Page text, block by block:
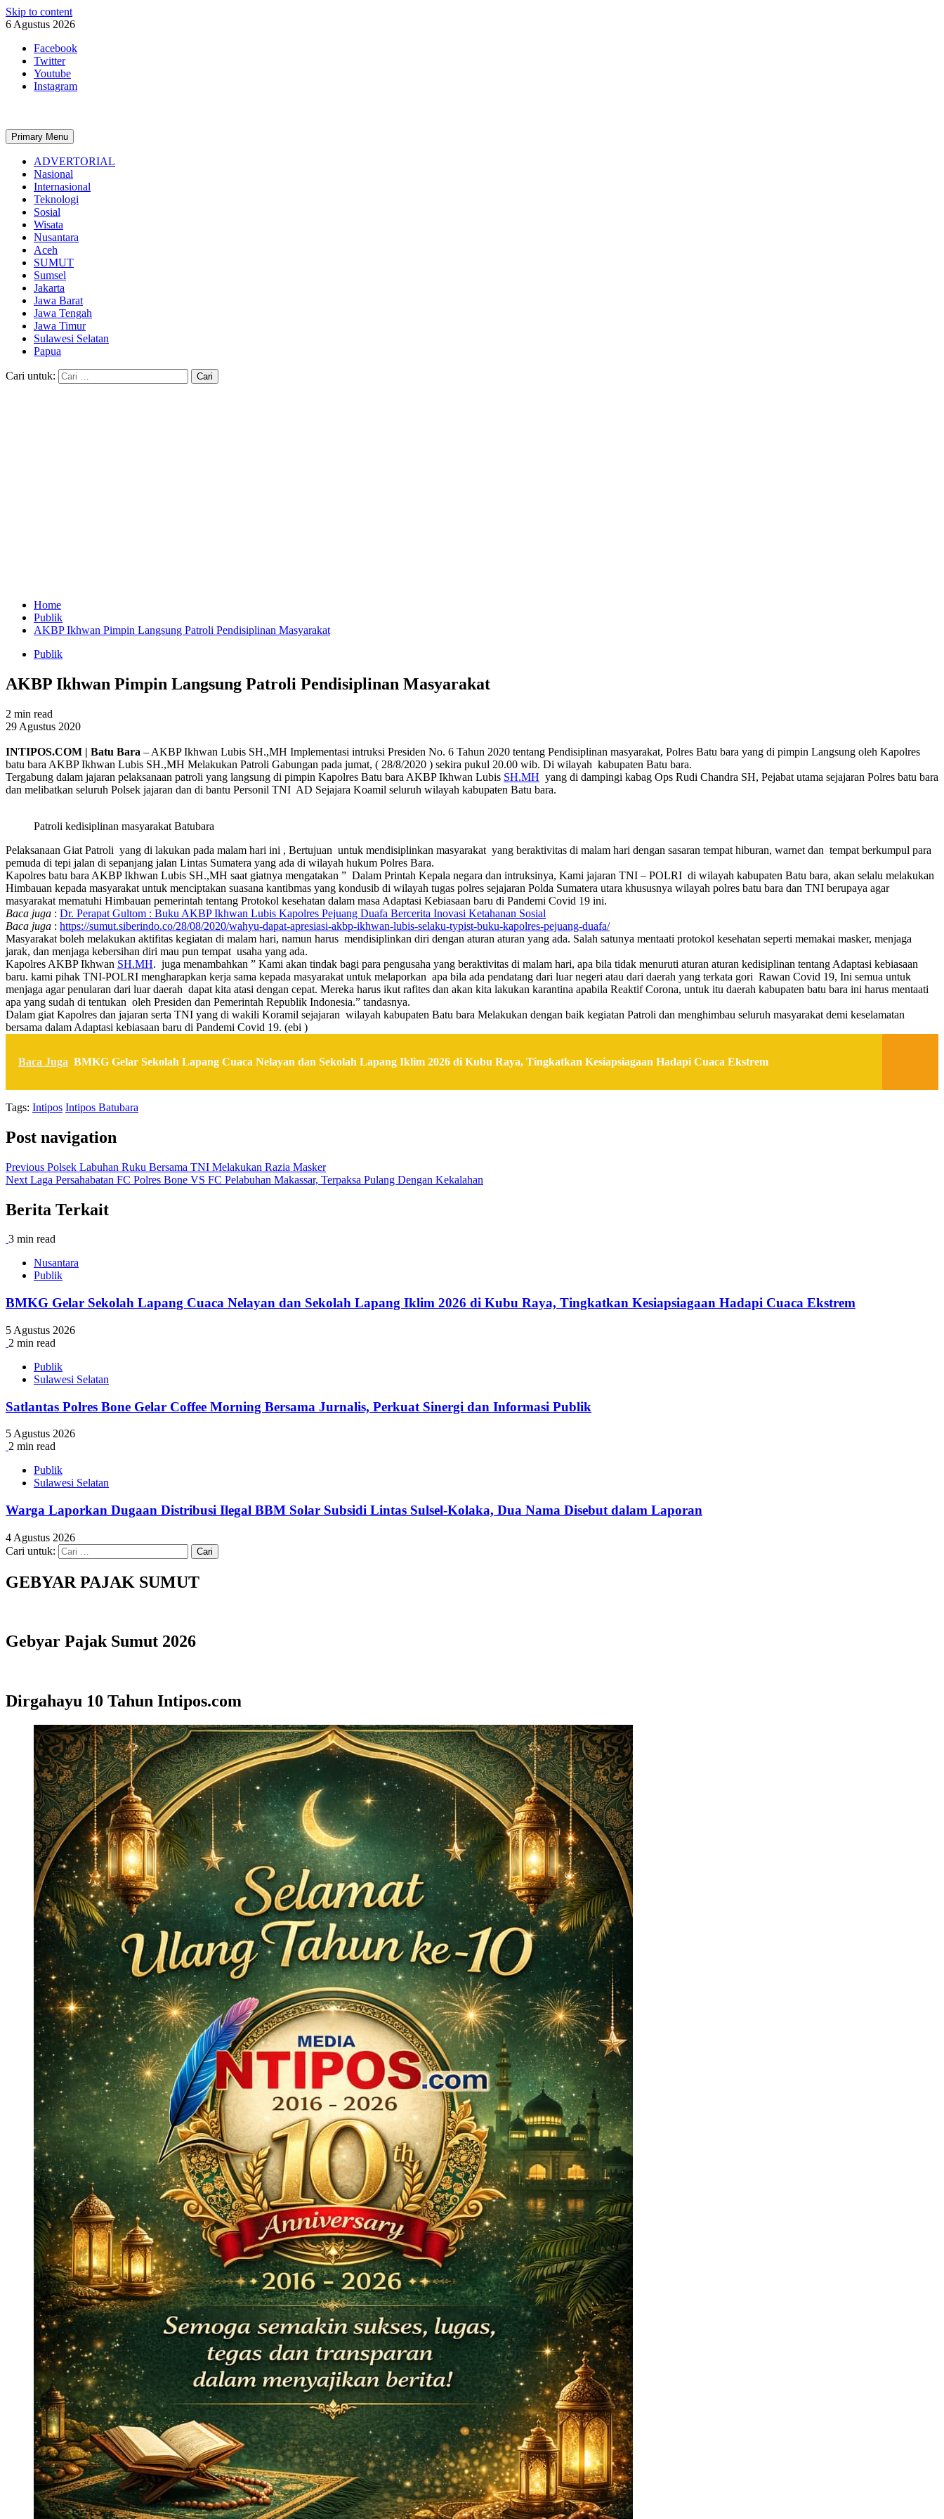
Skip to content
6 Agustus 2026
Facebook
Twitter
Youtube
Instagram
Primary Menu
ADVERTORIAL
Nasional
Internasional
Teknologi
Sosial
Wisata
Nusantara
Aceh
SUMUT
Sumsel
Jakarta
Jawa Barat
Jawa Tengah
Jawa Timur
Sulawesi Selatan
Papua
Cari untuk:
Home
Publik
AKBP Ikhwan Pimpin Langsung Patroli Pendisiplinan Masyarakat
Publik
AKBP Ikhwan Pimpin Langsung Patroli Pendisiplinan Masyarakat
2 min read
29 Agustus 2020
INTIPOS.COM | Batu Bara – AKBP Ikhwan Lubis SH.,MH Implementasi intruksi Presiden No. 6 Tahun 2020 tentang Pendisiplinan masyarakat, Polres Batu bara yang di pimpin Langsung oleh Kapolres
batu bara AKBP Ikhwan Lubis SH.,MH Melakukan Patroli Gabungan pada jumat, ( 28/8/2020 ) sekira pukul 20.00 wib. Di wilayah kabupaten Batu bara.
Tergabung dalam jajaran pelaksanaan patroli yang langsung di pimpin Kapolres Batu bara AKBP Ikhwan Lubis SH.MH yang di dampingi kabag Ops Rudi Chandra SH, Pejabat utama sejajaran Polres batu bara
dan melibatkan seluruh Polsek jajaran dan di bantu Personil TNI AD Sejajara Koamil seluruh wilayah kabupaten Batu bara.
Patroli kedisiplinan masyarakat Batubara
Pelaksanaan Giat Patroli yang di lakukan pada malam hari ini , Bertujuan untuk mendisiplinkan masyarakat yang beraktivitas di malam hari dengan sasaran tempat hiburan, warnet dan tempat berkumpul para
pemuda di tepi jalan di sepanjang jalan Lintas Sumatera yang ada di wilayah hukum Polres Bara.
Kapolres batu bara AKBP Ikhwan Lubis SH.,MH saat giatnya mengatakan ” Dalam Printah Kepala negara dan intruksinya, Kami jajaran TNI – POLRI di wilayah kabupaten Batu bara, akan selalu melakukan
Himbauan kepada masyarakat untuk menciptakan suasana kantibmas yang kondusib di wilayah tugas polres sejajaran Polda Sumatera utara khususnya wilayah polres batu bara dan TNI berupaya agar
masyarakat mematuhi Himbauan pemerintah tentang Protokol kesehatan dalam masa Adaptasi Kebiasaan baru di Pandemi Covid 19 ini.
Baca juga : Dr. Perapat Gultom : Buku AKBP Ikhwan Lubis Kapolres Pejuang Duafa Bercerita Inovasi Ketahanan Sosial
Baca juga : https://sumut.siberindo.co/28/08/2020/wahyu-dapat-apresiasi-akbp-ikhwan-lubis-selaku-typist-buku-kapolres-pejuang-duafa/
Masyarakat boleh melakukan aktifitas kegiatan di malam hari, namun harus mendisiplinkan diri dengan aturan aturan yang ada. Salah satunya mentaati protokol kesehatan seperti memakai masker, menjaga
jarak, dan menjaga kebersihan diri mau pun tempat usaha yang ada.
Kapolres AKBP Ikhwan SH.MH. juga menambahkan ” Kami akan tindak bagi para pengusaha yang beraktivitas di malam hari, apa bila tidak menuruti aturan aturan kedisiplinan tentang Adaptasi kebiasaan
baru. kami pihak TNI-POLRI mengharapkan kerja sama kepada masyarakat untuk melaporkan apa bila ada pendatang dari luar negeri atau dari daerah yang terkata gori Rawan Covid 19, Ini semua untuk
menjaga agar penularan dari luar daerah dapat kita atasi dengan cepat. Mereka harus ikut rafites dan akan kita lakukan karantina apabila Reaktif Corona, untuk itu daerah kabupaten batu bara ini harus mentaati
apa yang sudah di tentukan oleh Presiden dan Pemerintah Republik Indonesia.” tandasnya.
Dalam giat Kapolres dan jajaran serta TNI yang di wakili Koramil sejajaran wilayah kabupaten Batu bara Melakukan dengan baik kegiatan Patroli dan menghimbau seluruh masyarakat demi keselamatan
bersama dalam Adaptasi kebiasaan baru di Pandemi Covid 19. (ebi )
Baca Juga BMKG Gelar Sekolah Lapang Cuaca Nelayan dan Sekolah Lapang Iklim 2026 di Kubu Raya, Tingkatkan Kesiapsiagaan Hadapi Cuaca Ekstrem
Tags: Intipos Intipos Batubara
Post navigation
Previous Polsek Labuhan Ruku Bersama TNI Melakukan Razia Masker
Next Laga Persahabatan FC Polres Bone VS FC Pelabuhan Makassar, Terpaksa Pulang Dengan Kekalahan
Berita Terkait
3 min read
Nusantara
Publik
BMKG Gelar Sekolah Lapang Cuaca Nelayan dan Sekolah Lapang Iklim 2026 di Kubu Raya, Tingkatkan Kesiapsiagaan Hadapi Cuaca Ekstrem
5 Agustus 2026
2 min read
Publik
Sulawesi Selatan
Satlantas Polres Bone Gelar Coffee Morning Bersama Jurnalis, Perkuat Sinergi dan Informasi Publik
5 Agustus 2026
2 min read
Publik
Sulawesi Selatan
Warga Laporkan Dugaan Distribusi Ilegal BBM Solar Subsidi Lintas Sulsel-Kolaka, Dua Nama Disebut dalam Laporan
4 Agustus 2026
Cari untuk:
GEBYAR PAJAK SUMUT
Gebyar Pajak Sumut 2026
Dirgahayu 10 Tahun Intipos.com